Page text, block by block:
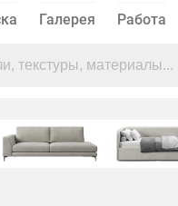
Галерея Работа